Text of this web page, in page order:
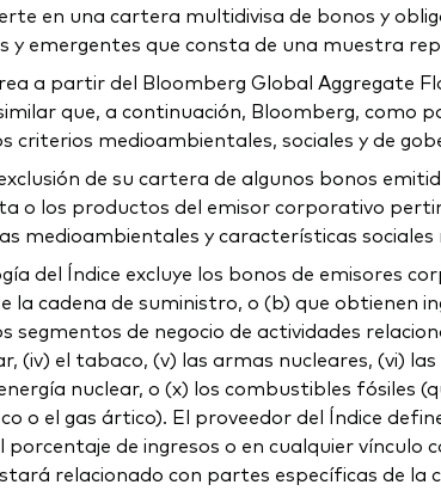
en una cartera multidivisa de bonos y
y emergentes que consta de una muestra
a partir del Bloomberg Global Aggregate
que, a continuación, Bloomberg, como
criterios medioambientales, sociales y de
de su cartera de algunos bonos
o los productos del emisor corporativo
medioambientales y características
del Índice excluye los bonos de emisores
la cadena de suministro, o (b) que obtienen
segmentos de negocio de actividades
(iv) el tabaco, (v) las armas nucleares, (vi)
nuclear, o (x) los combustibles fósiles
o el gas ártico). El proveedor del Índice
porcentaje de ingresos o en cualquier
relacionado con partes específicas de la